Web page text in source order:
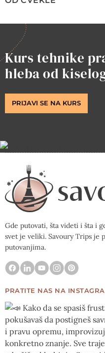
Kurs tehnike
hleba od
PRIJAVI SE NA KURS
Gde putovati, šta videti i šta i
svet je veliki. Savoury Trips je
putovanjima.
PRATITE NAS NA